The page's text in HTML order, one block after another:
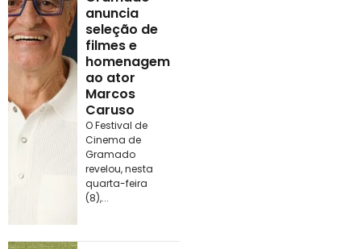
anuncia
seleção de
filmes e
homenagem
ao ator
Marcos
Caruso
O Festival de
Cinema de
Gramado
revelou, nesta
quarta-feira
(8),...